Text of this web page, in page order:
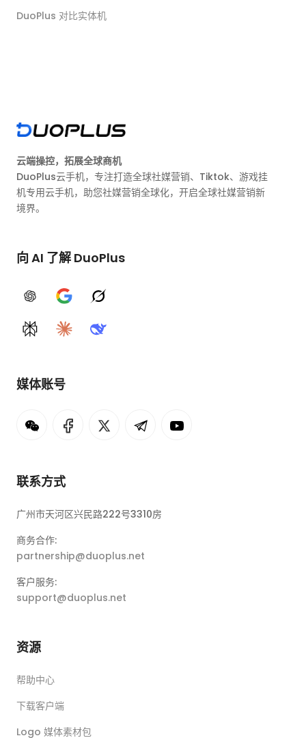
DuoPlus 对比实体机
云端操控，拓展全球商机
DuoPlus云手机，专注打造全球社媒营销、Tiktok、游戏挂
机专用云手机，助您社媒营销全球化，开启全球社媒营销新
境界。
向 AI 了解 DuoPlus
ChatGPTGoogle AIGrok
PerplexityClaudeDeepSeek
媒体账号
联系方式
广州市天河区兴民路222号3310房
商务合作:
partnership@duoplus.net
客户服务:
support@duoplus.net
资源
帮助中心
下载客户端
Logo 媒体素材包